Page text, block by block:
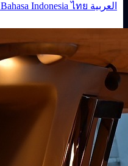
Bahasa Indonesiaไทย العربية